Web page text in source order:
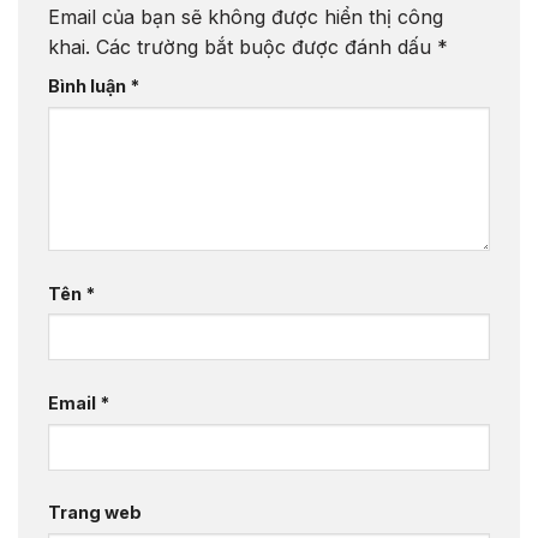
Email của bạn sẽ không được hiển thị công
khai. Các trường bắt buộc được đánh dấu *
Bình luận *
Tên *
Email *
Trang web